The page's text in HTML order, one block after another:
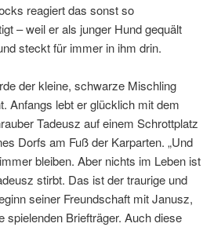
reagiert das sonst so
– weil er als junger Hund gequält
steckt für immer in ihm drin.
der kleine, schwarze Mischling
Anfangs lebt er glücklich mit dem
Tadeusz auf einem Schrottplatz
Dorfs am Fuß der Karparten. „Und
bleiben. Aber nichts im Leben ist
stirbt. Das ist der traurige und
seiner Freundschaft mit Janusz,
spielenden Briefträger. Auch diese